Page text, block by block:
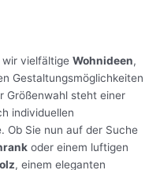
wir vielfältige Wohnideen,
Gestaltungsmöglichkeiten
Größenwahl steht einer
individuellen
Ob Sie nun auf der Suche
oder einem luftigen
, einem eleganten